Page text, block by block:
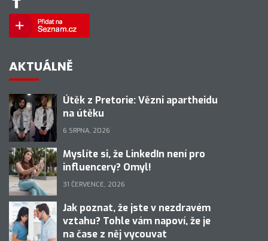
AKTUÁLNĚ
Útěk z Pretorie: Vězni apartheidu
na útěku
6 SRPNA, 2026
Myslíte si, že LinkedIn není pro
influencery? Omyl!
31 ČERVENCE, 2026
Jak poznat, že jste v nezdravém
vztahu? Tohle vám napoví, že je
na čase z něj vycouvat